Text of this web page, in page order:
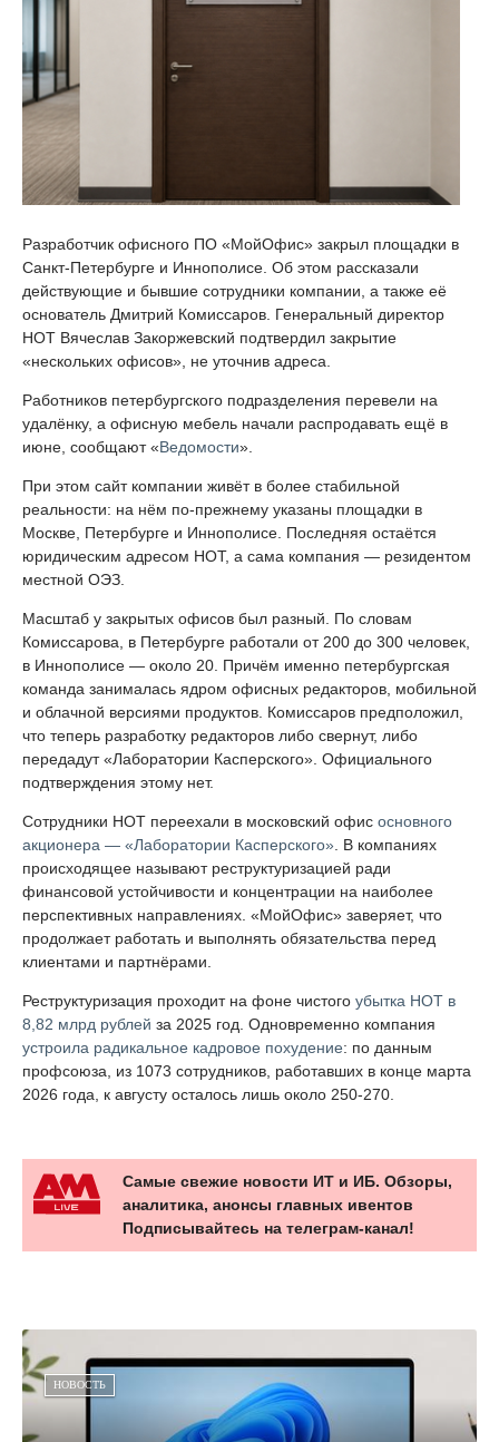
Разработчик офисного ПО «МойОфис» закрыл площадки в
Санкт-Петербурге и Иннополисе. Об этом рассказали
действующие и бывшие сотрудники компании, а также её
основатель Дмитрий Комиссаров. Генеральный директор
НОТ Вячеслав Закоржевский подтвердил закрытие
«нескольких офисов», не уточнив адреса.
Работников петербургского подразделения перевели на
удалёнку, а офисную мебель начали распродавать ещё в
июне, сообщают «Ведомости».
При этом сайт компании живёт в более стабильной
реальности: на нём по-прежнему указаны площадки в
Москве, Петербурге и Иннополисе. Последняя остаётся
юридическим адресом НОТ, а сама компания — резидентом
местной ОЭЗ.
Масштаб у закрытых офисов был разный. По словам
Комиссарова, в Петербурге работали от 200 до 300 человек,
в Иннополисе — около 20. Причём именно петербургская
команда занималась ядром офисных редакторов, мобильной
и облачной версиями продуктов. Комиссаров предположил,
что теперь разработку редакторов либо свернут, либо
передадут «Лаборатории Касперского». Официального
подтверждения этому нет.
Сотрудники НОТ переехали в московский офис основного
акционера — «Лаборатории Касперского» . В компаниях
происходящее называют реструктуризацией ради
финансовой устойчивости и концентрации на наиболее
перспективных направлениях. «МойОфис» заверяет, что
продолжает работать и выполнять обязательства перед
клиентами и партнёрами.
Реструктуризация проходит на фоне чистого убытка НОТ в
8,82 млрд рублей за 2025 год. Одновременно компания
устроила радикальное кадровое похудение: по данным
профсоюза, из 1073 сотрудников, работавших в конце марта
2026 года, к августу осталось лишь около 250-270.
Самые свежие новости ИТ и ИБ. Обзоры,
аналитика, анонсы главных ивентов
Подписывайтесь на телеграм-канал!
НОВОСТЬ